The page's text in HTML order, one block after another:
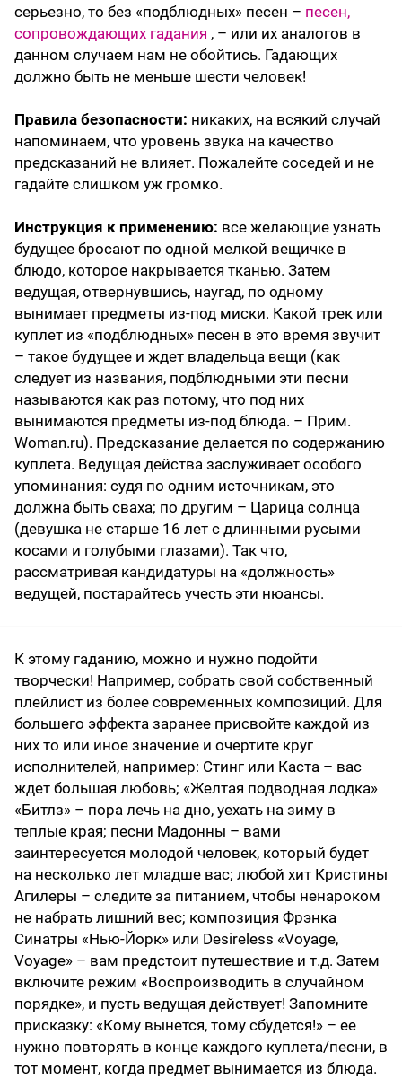
серьезно, то без «подблюдных» песен – песен,
сопровождающих гадания , – или их аналогов в
данном случаем нам не обойтись. Гадающих
должно быть не меньше шести человек!
Правила безопасности: никаких, на всякий случай
напоминаем, что уровень звука на качество
предсказаний не влияет. Пожалейте соседей и не
гадайте слишком уж громко.
Инструкция к применению: все желающие узнать
будущее бросают по одной мелкой вещичке в
блюдо, которое накрывается тканью. Затем
ведущая, отвернувшись, наугад, по одному
вынимает предметы из-под миски. Какой трек или
куплет из «подблюдных» песен в это время звучит
– такое будущее и ждет владельца вещи (как
следует из названия, подблюдными эти песни
называются как раз потому, что под них
вынимаются предметы из-под блюда. – Прим.
Woman.ru). Предсказание делается по содержанию
куплета. Ведущая действа заслуживает особого
упоминания: судя по одним источникам, это
должна быть сваха; по другим – Царица солнца
(девушка не старше 16 лет с длинными русыми
косами и голубыми глазами). Так что,
рассматривая кандидатуры на «должность»
ведущей, постарайтесь учесть эти нюансы.
К этому гаданию, можно и нужно подойти
творчески! Например, собрать свой собственный
плейлист из более современных композиций. Для
большего эффекта заранее присвойте каждой из
них то или иное значение и очертите круг
исполнителей, например: Стинг или Каста – вас
ждет большая любовь; «Желтая подводная лодка»
«Битлз» – пора лечь на дно, уехать на зиму в
теплые края; песни Мадонны – вами
заинтересуется молодой человек, который будет
на несколько лет младше вас; любой хит Кристины
Агилеры – следите за питанием, чтобы ненароком
не набрать лишний вес; композиция Фрэнка
Синатры «Нью-Йорк» или Desireless «Voyage,
Voyage» – вам предстоит путешествие и т.д. Затем
включите режим «Воспроизводить в случайном
порядке», и пусть ведущая действует! Запомните
присказку: «Кому вынется, тому сбудется!» – ее
нужно повторять в конце каждого куплета/песни, в
тот момент, когда предмет вынимается из блюда.